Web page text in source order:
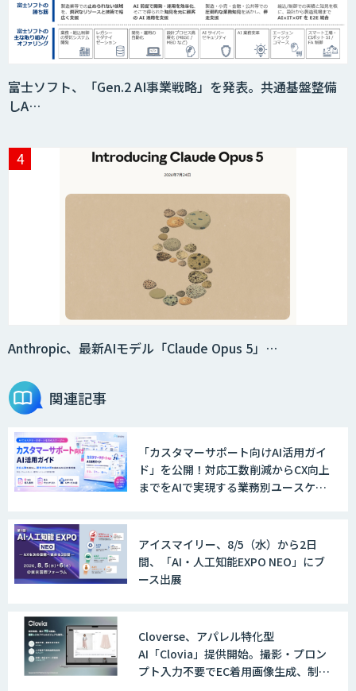
富士ソフト、「Gen.2 AI事業戦略」を発表。共通基盤整備
しA…
Anthropic、最新AIモデル「Claude Opus 5」…
関連記事
「カスタマーサポート向けAI活用ガイ
ド」を公開！対応工数削減からCX向上
までをAIで実現する業務別ユースケー
アイスマイリー、8/5（水）から2日
間、「AI・人工知能EXPO NEO」にブ
ース出展
Cloverse、アパレル特化型
AI「Clovia」提供開始。撮影・プロン
プト入力不要でEC着用画像生成、制作